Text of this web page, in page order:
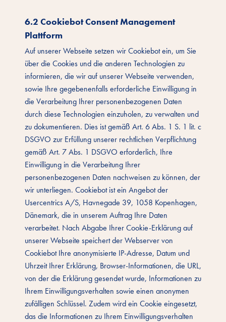
6.2 Cookiebot Consent Management
Plattform
Auf unserer Webseite setzen wir Cookiebot ein, um Sie
über die Cookies und die anderen Technologien zu
informieren, die wir auf unserer Webseite verwenden,
sowie Ihre gegebenenfalls erforderliche Einwilligung in
die Verarbeitung Ihrer personenbezogenen Daten
durch diese Technologien einzuholen, zu verwalten und
zu dokumentieren. Dies ist gemäß Art. 6 Abs. 1 S. 1 lit. c
DSGVO zur Erfüllung unserer rechtlichen Verpflichtung
gemäß Art. 7 Abs. 1 DSGVO erforderlich, Ihre
Einwilligung in die Verarbeitung Ihrer
personenbezogenen Daten nachweisen zu können, der
wir unterliegen. Cookiebot ist ein Angebot der
Usercentrics A/S, Havnegade 39, 1058 Kopenhagen,
Dänemark, die in unserem Auftrag Ihre Daten
verarbeitet. Nach Abgabe Ihrer Cookie-Erklärung auf
unserer Webseite speichert der Webserver von
Cookiebot Ihre anonymisierte IP-Adresse, Datum und
Uhrzeit Ihrer Erklärung, Browser-Informationen, die URL,
von der die Erklärung gesendet wurde, Informationen zu
Ihrem Einwilligungsverhalten sowie einen anonymen
zufälligen Schlüssel. Zudem wird ein Cookie eingesetzt,
das die Informationen zu Ihrem Einwilligungsverhalten